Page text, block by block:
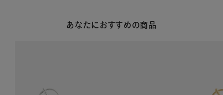
あなたにおすすめの商品